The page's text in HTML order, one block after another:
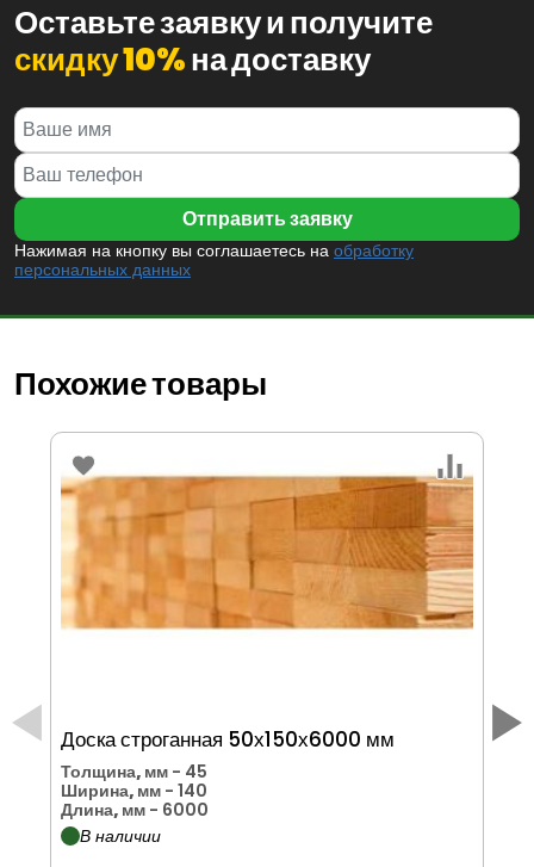
Оставьте заявку и получите
скидку 10%на доставку
Нажимая на кнопку вы соглашаетесь на обработку
персональных данных
Похожие товары
Доска строганная 50х150х6000 мм
Толщина, мм - 45
Ширина, мм - 140
Длина, мм - 6000
В наличии